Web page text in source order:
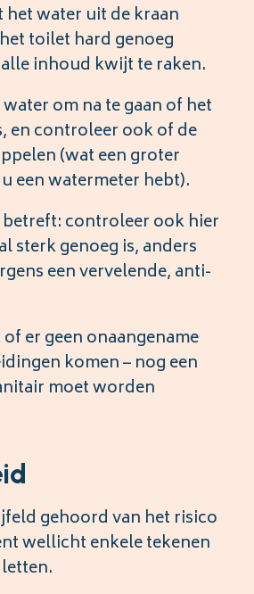
water uit de kraan
toilet hard genoeg
inhoud kwijt te raken.
om na te gaan of het
en controleer ook of de
(wat een groter
een watermeter hebt).
controleer ook hier
sterk genoeg is, anders
een vervelende, anti-
er geen onaangename
komen – nog een
moet worden
gehoord van het risico
wellicht enkele tekenen